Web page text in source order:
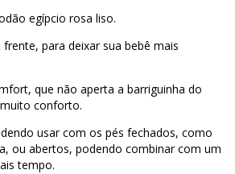
egípcio rosa liso.
para deixar sua bebê mais
que não aperta a barriguinha do
conforto.
usar com os pés fechados, como
ou abertos, podendo combinar com um
tempo.